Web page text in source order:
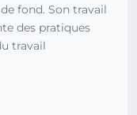
fond. Son travail
des pratiques
travail